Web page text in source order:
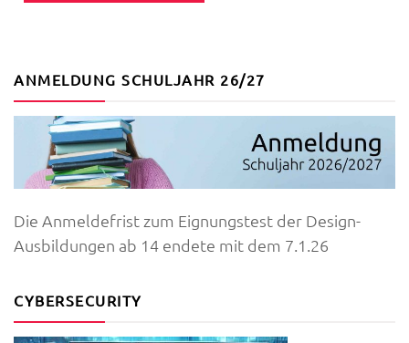
ANMELDUNG SCHULJAHR 26/27
Die Anmeldefrist zum Eignungstest der Design-
Ausbildungen ab 14 endete mit dem 7.1.26
CYBERSECURITY